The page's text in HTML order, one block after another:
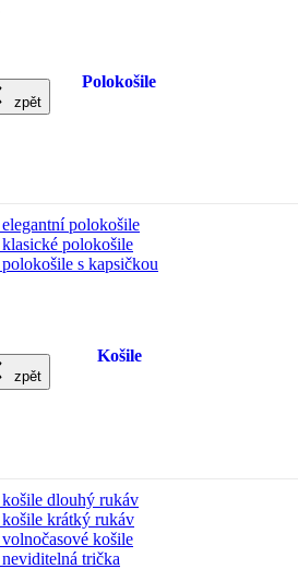
zpět
Polokošile
elegantní polokošile
klasické polokošile
polokošile s kapsičkou
zpět
Košile
košile dlouhý rukáv
košile krátký rukáv
volnočasové košile
neviditelná trička